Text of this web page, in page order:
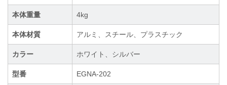
本体重量 4kg
本体材質 アルミ、スチール、プラスチック
カラー ホワイト、シルバー
型番 EGNA-202